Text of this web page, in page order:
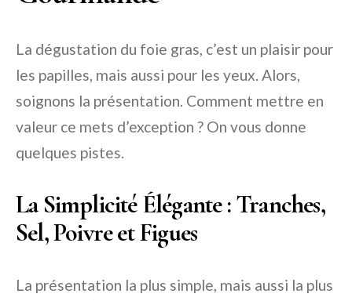
La dégustation du foie gras, c’est un plaisir pour
les papilles, mais aussi pour les yeux. Alors,
soignons la présentation. Comment mettre en
valeur ce mets d’exception ? On vous donne
quelques pistes.
La Simplicité Élégante : Tranches,
Sel, Poivre et Figues
La présentation la plus simple, mais aussi la plus